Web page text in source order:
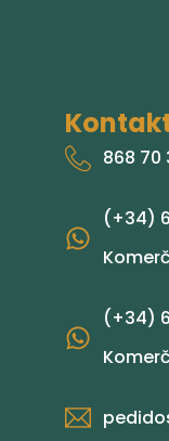
868 70
(+34)
(+34)